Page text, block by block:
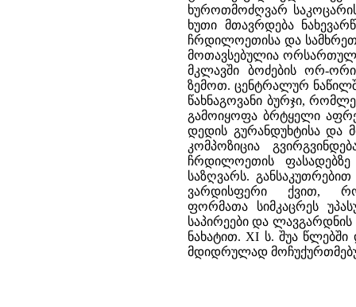
ხუროთმოძღვარ
ხუთი მთავრდება
ჩრდილოეთისა და
მოთავსებულია
მკლავში ბოძების ორ-
ზემოთ. ცენტრალურ
წახნაგოვანი ბურჯი,
გამოიყოფა ბრტყელი
დედის გურანდუხტისა და
კომპოზიცია
ჩრდილოეთის ფასადებზე
საზღვარს.
ვარდისფერი ქვით,
ფორმათა სიმკაცრეს
საპირეები და
ნახატით. XI ს. შუა
მდიდრულად